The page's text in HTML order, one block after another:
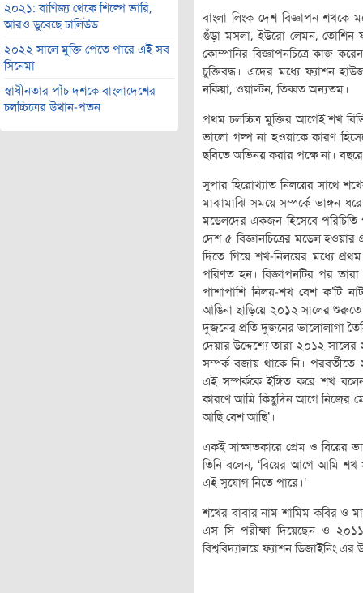
২০২১: বাণিজ্য থেকে শিল্পে ভারি,
আরও ডুবেছে ঢালিউড
২০২২ সালে মুক্তি পেতে পারে এই সব
সিনেমা
স্বাধীনতার পাঁচ দশকে বাংলাদেশের
চলচ্চিত্রের উত্থান-পতন
বাংলা লিংক দেশ বিজ্ঞাপন শখকে
গুঁড়া মসলা, ইউরো লেমন, তোশিন
কোম্পানির বিজ্ঞাপনচিত্রে কাজ
চুক্তিবদ্ধ। এদের মধ্যে ফ্যাশন
নকিয়া, ওয়াল্টন, তিব্বত অন্যতম।
প্রথম চলচ্চিত্র মুক্তির আগেই শখ
ভালো গল্প না হওয়াকে কারণ
ছবিতে অভিনয় করার পক্ষে না।
সুপার হিরোখ্যাত নিলয়ের সাথে
মাঝামাঝি সময়ে সম্পর্কে ভাঙ্গন
মডেলদের একজন হিসেবে পরিচিতি
দেশ ৫ বিজ্ঞানচিত্রের মডেল
দিতে গিয়ে শখ-নিলয়ের মধ্যে
পরিণত হন। বিজ্ঞাপনটির পর
পাশাপাশি নিলয়-শখ বেশ ক’টি
আঙিনা ছাড়িয়ে ২০১২ সালের শুরুতে
দুজনের প্রতি দুজনের ভালোলাগা
দেয়ার উদ্দেশ্যে তারা ২০১২ সালের
সম্পর্ক বজায় থাকে নি।
এই সম্পর্ককে ইঙ্গিত করে শখ
কারণে আমি কিছুদিন আগে নিজের
আছি বেশ আছি’।
একই সাক্ষাতকারে প্রেম ও বিয়ের
তিনি বলেন, ‘বিয়ের আগে আমি শখ
এই সুযোগ নিতে পারে।’
শখের বাবার নাম শামিম কবির ও
এস সি পরীক্ষা দিয়েছেন ও
বিশ্ববিদ্যালয়ে ফ্যাশন ডিজাইনিং